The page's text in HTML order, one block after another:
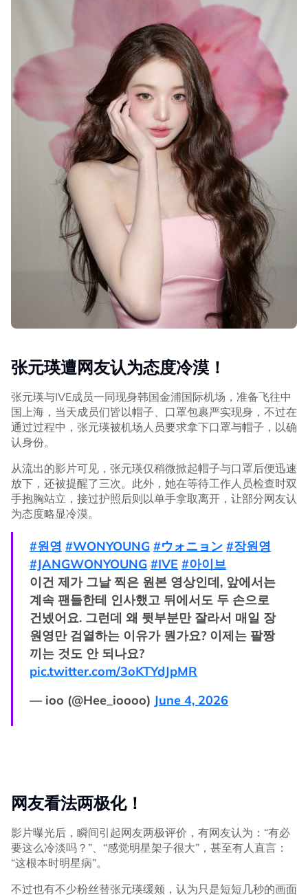
张元瑛遭网友认为态度冷漠！
张元瑛与IVE成员一同现身韩国金浦国际机场，准备飞往中
国上海，当天成员们皆以帽子、口罩包裹严实现身，不过在
通过过程中，张元瑛被机场人员要求拿下口罩与帽子，以确
认身份。
从流出的影片可见，张元瑛仅稍微掀起帽子与口罩后便迅速
放下，还被提醒了三次。此外，她在等待工作人员检查时双
手抱胸站立，接过护照后则以单手拿取离开，让部分网友认
为态度略显冷漠。
#원영 #WONYOUNG #ウォニョン #장원영
#JANGWONYOUNG #IVE #아이브
이건 제가 그날 찍은 원본 영상인데, 앞에서는
계속 팬들한테 인사했고 뒤에서도 두 손으로
건넸어요. 그런데 왜 뒷부분만 잘라서 매일 장
원영만 검열하는 이유가 뭔가요? 이제는 팔짱
끼는 것도 안 되나요?
pic.twitter.com/3oKTYdJpMR
— ioo (@Hee_ioooo) June 4, 2026
网友看法两极化！
影片曝光后，瞬间引起网友两极评价，有网友认为：“有必
要这么冷淡吗？”、“感觉明星架子很大”，甚至有人直言：
“这根本时明星病”。
不过也有不少粉丝替张元瑛缓颊，认为只是短短几秒的画面